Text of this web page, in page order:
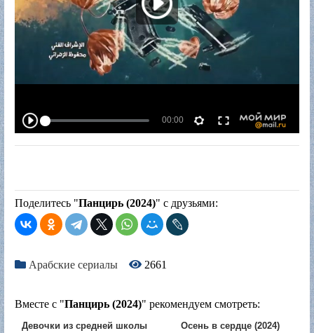
Поделитесь "Панцирь (2024)" с друзьями:
Арабские сериалы 2661
Вместе с "Панцирь (2024)" рекомендуем смотреть:
Девочки из средней школы
Осень в сердце (2024)